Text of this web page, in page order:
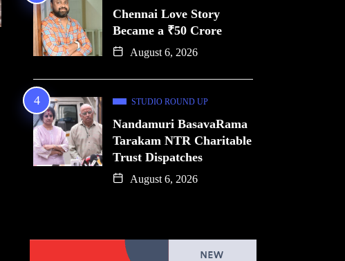
Chennai Love Story
Became a ₹50 Crore
August 6, 2026
STUDIO ROUND UP
Nandamuri BasavaRama
Tarakam NTR Charitable
Trust Dispatches
August 6, 2026